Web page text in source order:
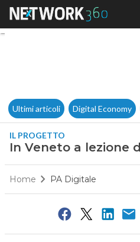
In
Ultimi articoli Digital Economy
IL PROGETTO
In Veneto a lezione
Home PA Digitale